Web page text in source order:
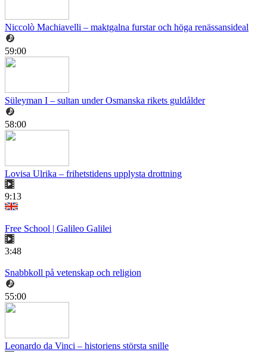
Niccolò Machiavelli – maktgalna furstar och höga renässansideal
59:00
Süleyman I – sultan under Osmanska rikets guldålder
58:00
Lovisa Ulrika – frihetstidens upplysta drottning
9:13
Free School | Galileo Galilei
3:48
Snabbkoll på vetenskap och religion
55:00
Leonardo da Vinci – historiens största snille